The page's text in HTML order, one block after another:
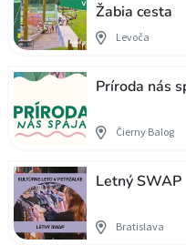
Žabia cesta
Levoča
Príroda nás
Čierny Balog
Letný SWAP
Bratislava